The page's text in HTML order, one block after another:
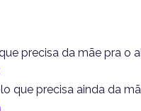
precisa da mãe pra o
que precisa ainda da